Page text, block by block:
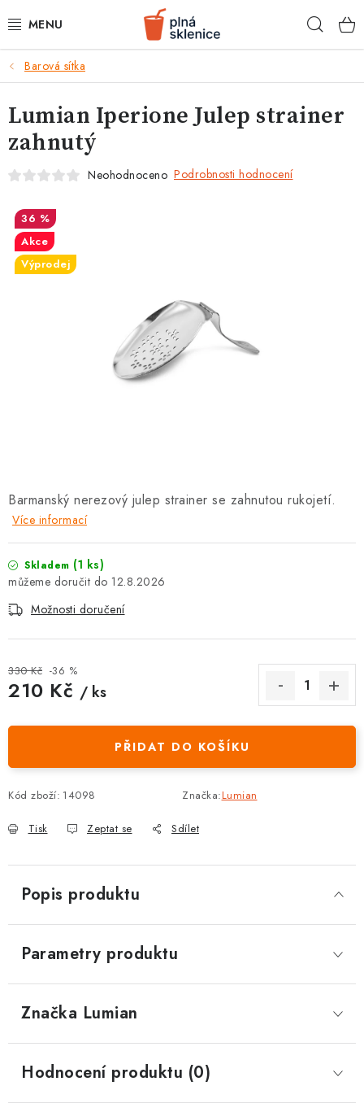
na
BARMANSKÉ POTŘEBY
SKLENICE NA KOKTEJLY
KOKTEJLOVÉ INGREDIENCE
RECEPTY
Barová sítka
Barmanský nerezový julep strainer se zahnutou rukojetí.
Více informací
Skladem (1 ks)
12.8.2026
Možnosti doručení
330 Kč -36 %
210 Kč / ks
PŘIDAT DO KOŠÍKU
Kód zboží: 14098 Značka:Lumian
Tisk Zeptat se Sdílet
Lumian Iperione Julep strainer
zahnutý
Neohodnoceno Podrobnosti hodnocení
36 %
Akce
Výprodej
Popis produktu
Parametry produktu
Značka Lumian
Hodnocení produktu (0)